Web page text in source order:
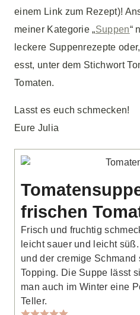
einem Link zum Rezept)!
meiner Kategorie „Suppen“
leckere Suppenrezepte
esst, unter dem Stichwort
Tomaten.
Lasst es euch schmecken!
Eure Julia
frischen
Frisch und fruchtig
leicht sauer und leicht
und der cremige
Topping. Die Suppe lässt
man auch im Winter eine
Teller.